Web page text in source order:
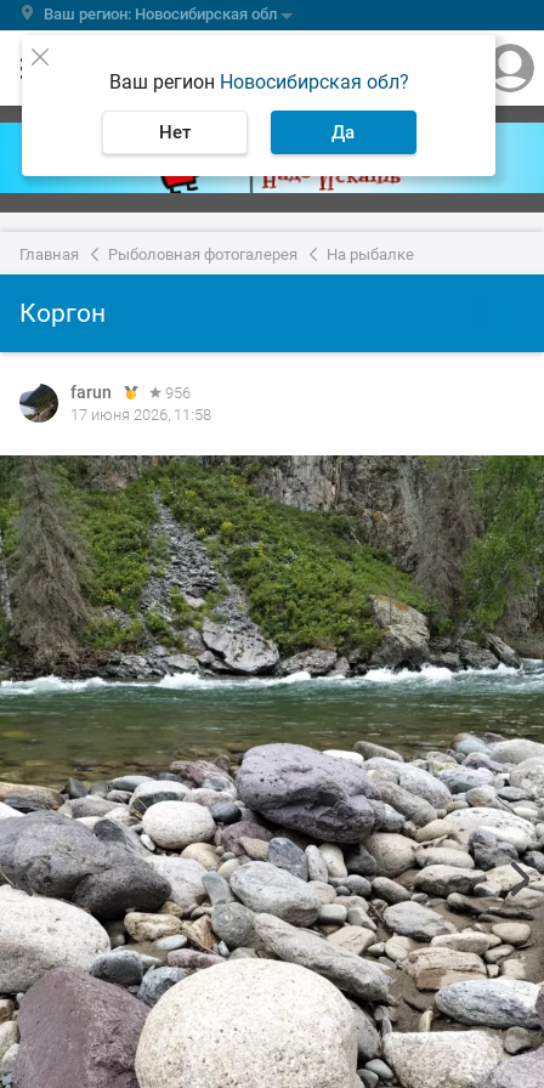
Ваш регион: Новосибирская обл
Ваш регион Новосибирская обл?
Нет Да
Главная Рыболовная фотогалерея На рыбалке
Коргон
farun
956
17 июня 2026, 11:58